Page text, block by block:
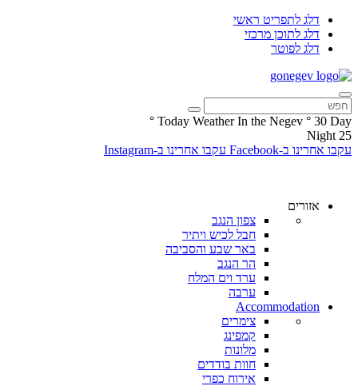
דלג לתפריט ראשי
דלג לתוכן מרכזי
דלג לפוטר
Today Weather In the Negev ° 30 Day
°
25
Night
עקבו אחרינו ב-Facebook
עקבו אחרינו ב-Instagram
אזורים
צפון הנגב
חבל לכיש ויתיר
באר שבע והסביבה
הר הנגב
ערד וים המלח
ערבה
Accommodation
צימרים
קמפינג
מלונות
חוות בודדים
אירוח כפרי